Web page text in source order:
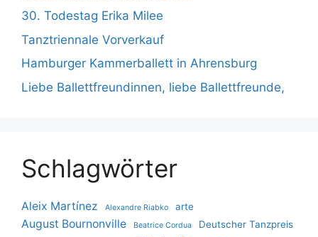
30. Todestag Erika Milee
Tanztriennale Vorverkauf
Hamburger Kammerballett in Ahrensburg
Liebe Ballettfreundinnen, liebe Ballettfreunde,
Schlagwörter
Aleix Martínez Alexandre Riabko arte
August Bournonville Beatrice Cordua Deutscher Tanzpreis